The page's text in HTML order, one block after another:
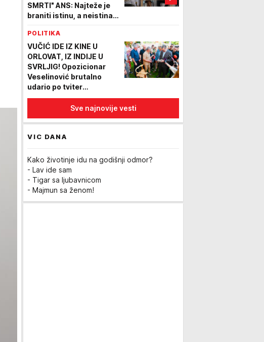
SMRTI" ANS: Najteže je
braniti istinu, a neistina
demantovati
POLITIKA
VUČIĆ IDE IZ KINE U
ORLOVAT, IZ INDIJE U
SVRLJIG! Opozicionar
Veselinović brutalno
udario po tviter
političarima: Takvu
energiju može da ima
samo on
Sve najnovije vesti
VIC DANA
Kako životinje idu na godišnji odmor?
- Lav ide sam
- Tigar sa ljubavnicom
- Majmun sa ženom!